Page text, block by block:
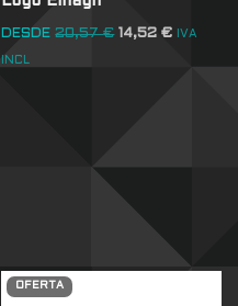
DESDE 20,57€ 14,52€ IVA
INCL
OFERTA